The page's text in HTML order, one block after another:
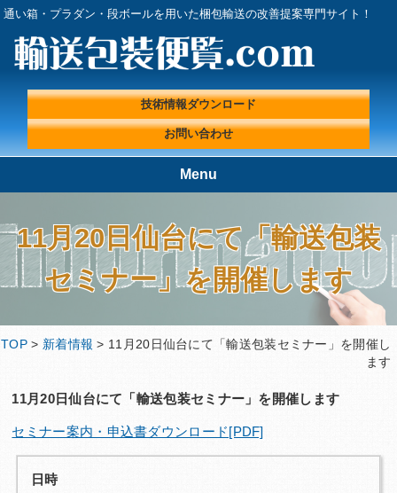
通い箱・プラダン・段ボールを用いた梱包輸送の改善提案専門サイト！
技術情報ダウンロード
お問い合わせ
Menu
由
輸送包装実績
輸送包装プロフェッショナルに
よる『輸送包装・梱包 改善ラ
ボ』
輸送包装便覧の取扱製品 輸送包装エンジニアコラム
プライバシーポリシー 会社概要
Q&A お問い合わせ
11月20日仙台にて「輸送包装
セミナー」を開催します
TOP > 新着情報 > 11月20日仙台にて「輸送包装セミナー」を開催し
ます
11月20日仙台にて「輸送包装セミナー」を開催します
セミナー案内・申込書ダウンロード[PDF]
日時